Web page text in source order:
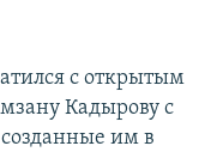
с открытым
Кадырову с
им в